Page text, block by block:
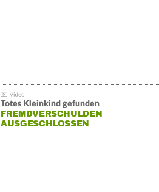
Totes Kleinkind gefunden
FREMDVERSCHULDEN
AUSGESCHLOSSEN